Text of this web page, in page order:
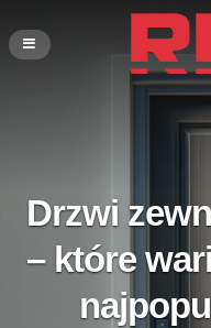
Drzwi
– które